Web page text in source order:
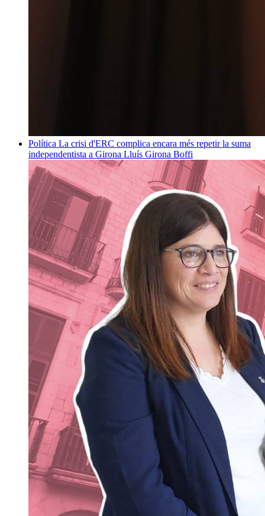
Política La crisi d'ERC complica encara més repetir la suma
independentista a Girona Lluís Girona Boffi